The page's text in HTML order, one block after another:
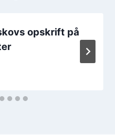
opskrift på